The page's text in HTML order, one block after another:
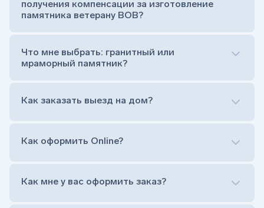
штыря устанавливается стела)
Цветник (обрамление могилки, бывает, что
Обработка и сверловка комплекта
Расположение символа веры (крестик или
на символ веры или вовсе портрет не рисовать)
прописной)
получения компенсации за изготовление
памятника ветерану ВОВ?
Что мне выбрать: гранитный или
мраморный памятник?
Как заказать выезд на дом?
Оформить заказ удаленно (online)
Заказать бесплатный выезд менеджера на дом
Как оформить Online?
Как мне у вас оформить заказ?